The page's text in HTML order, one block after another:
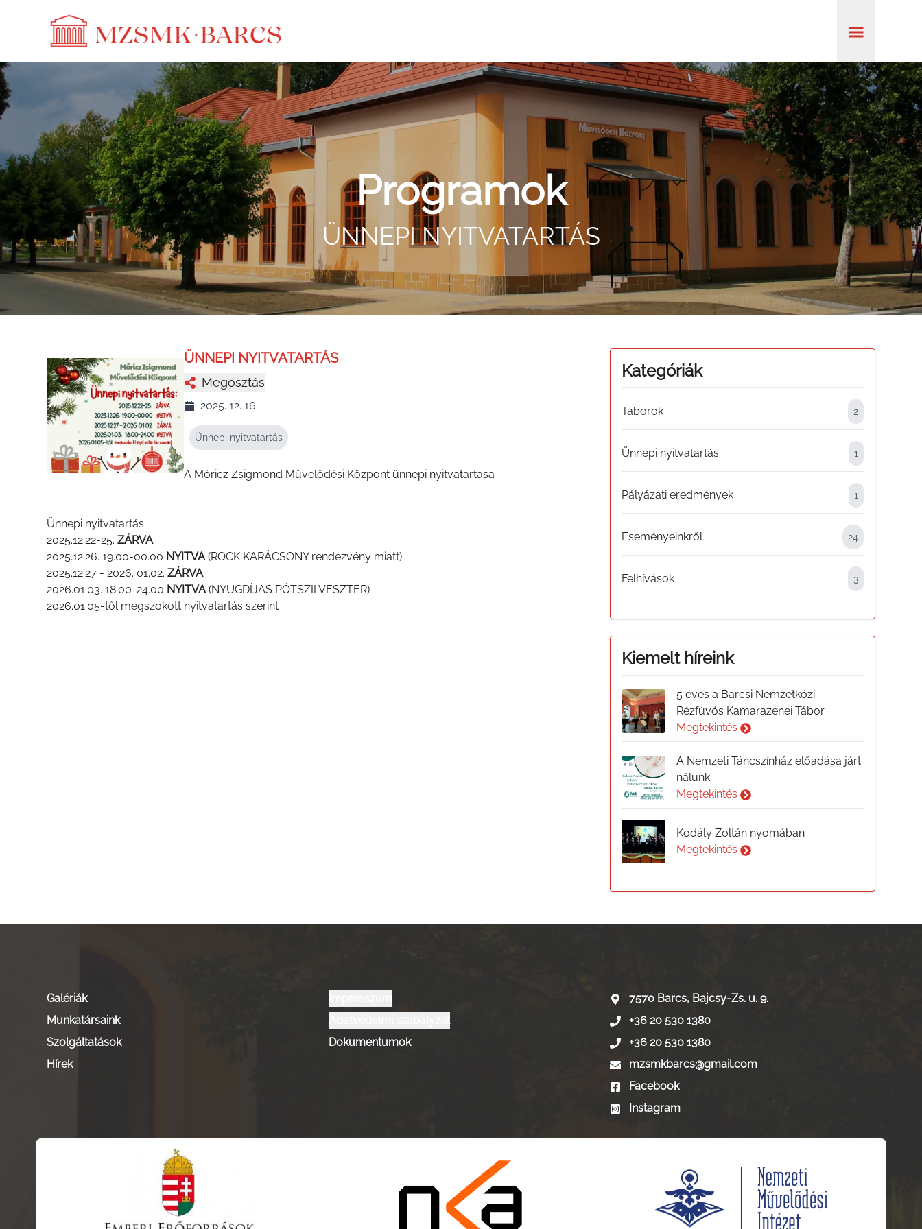
Programok
ÜNNEPI NYITVATARTÁS
ÜNNEPI NYITVATARTÁS
Megosztás
2025. 12. 16.
Ünnepi nyitvatartás
A Móricz Zsigmond Művelődési Központ ünnepi nyitvatartása
Ünnepi nyitvatartás:
2025.12.22-25. ZÁRVA
2025.12.26. 19.00-00.00 NYITVA(ROCK KARÁCSONY rendezvény miatt)
2025.12.27 - 2026. 01.02. ZÁRVA
2026.01.03. 18.00-24.00 NYITVA(NYUGDÍJAS PÓTSZILVESZTER)
2026.01.05-től megszokott nyitvatartás szerint
Kategóriák
Táborok 2
Ünnepi nyitvatartás 1
Pályázati eredmények 1
Eseményeinkről 24
Felhívások 3
Kiemelt híreink
5 éves a Barcsi Nemzetközi
Rézfúvós Kamarazenei Tábor
Megtekintés
A Nemzeti Táncszínház előadása járt
nálunk.
Megtekintés
Kodály Zoltán nyomában
Megtekintés
Galériák
Munkatársaink
Szolgáltatások
Hírek
Dokumentumok
7570 Barcs, Bajcsy-Zs. u. 9.
+36 20 530 1380
+36 20 530 1380
mzsmkbarcs@gmail.com
Facebook
Instagram